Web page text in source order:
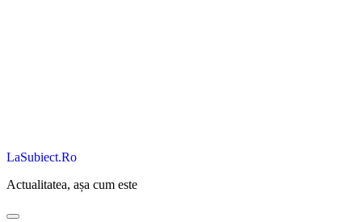
LaSubiect.Ro
Actualitatea, așa cum este